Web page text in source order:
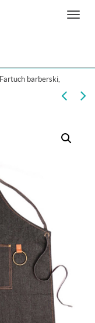
N
g
Fartuch barberski,